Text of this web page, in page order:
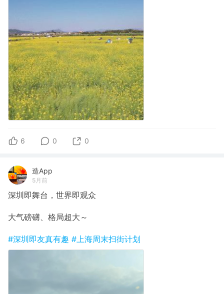
6 0 0
造App
5月前
深圳即舞台，世界即观众
大气磅礴、格局超大～
#深圳即友真有趣 #上海周末扫街计划